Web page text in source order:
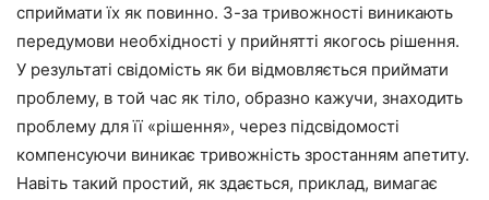
сприймати їх як повинно. З-за тривожності виникають
передумови необхідності у прийнятті якогось рішення.
У результаті свідомість як би відмовляється приймати
проблему, в той час як тіло, образно кажучи, знаходить
проблему для її «рішення», через підсвідомості
компенсуючи виникає тривожність зростанням апетиту.
Навіть такий простий, як здається, приклад, вимагає